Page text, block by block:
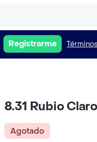
Registrarme
8.31 Rubio
Agotado